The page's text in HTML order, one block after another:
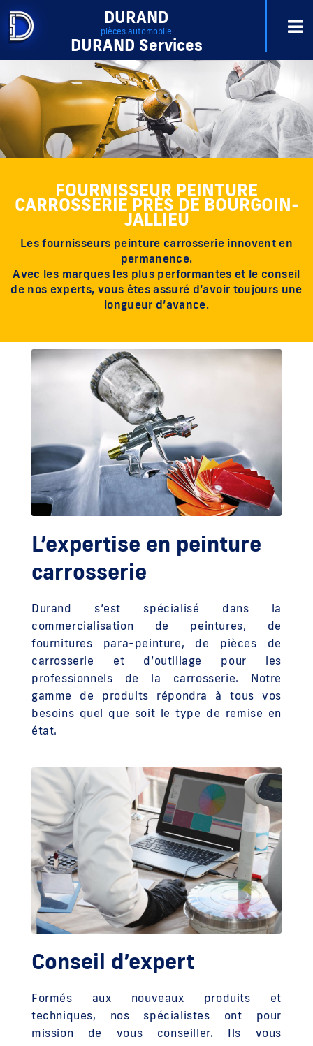
DURAND
pièces automobile
DURAND Services
FOURNISSEUR PEINTURE
CARROSSERIE PRÈS DE BOURGOIN-
JALLIEU
Les fournisseurs peinture carrosserie innovent en
permanence.
Avec les marques les plus performantes et le conseil
de nos experts, vous êtes assuré d’avoir toujours une
longueur d’avance.
L’expertise en peinture
carrosserie
Durand s’est spécialisé dans la
commercialisation de peintures, de
fournitures para-peinture, de pièces de
carrosserie et d’outillage pour les
professionnels de la carrosserie. Notre
gamme de produits répondra à tous vos
besoins quel que soit le type de remise en
état.
Conseil d’expert
Formés aux nouveaux produits et
techniques, nos spécialistes ont pour
mission de vous conseiller. Ils vous